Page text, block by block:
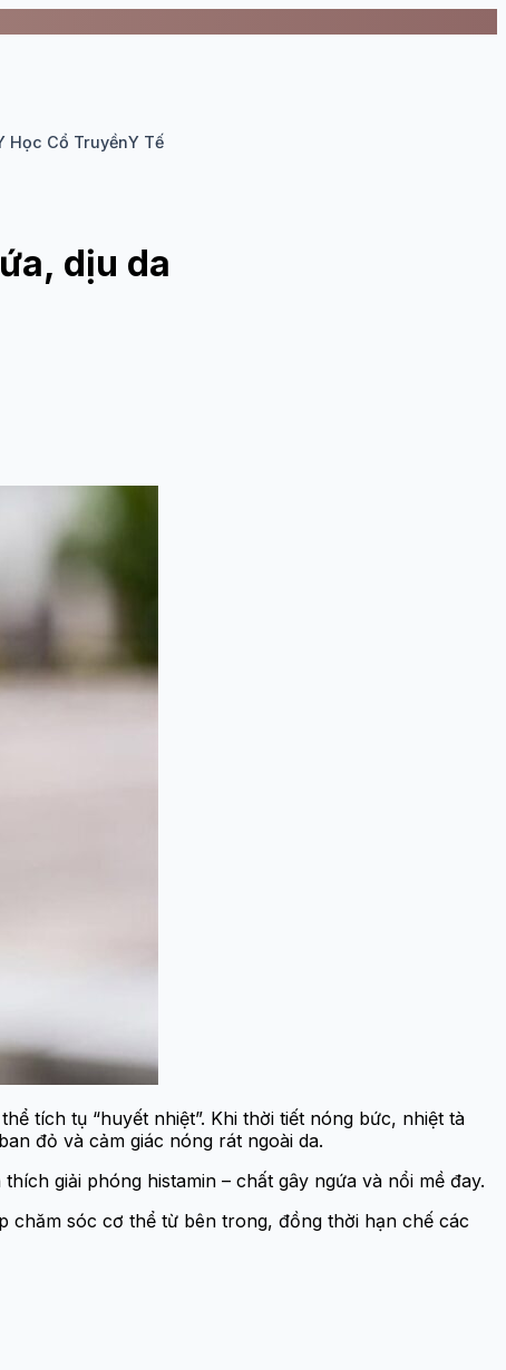
Học Cổ TruyềnY Tế
dịu da
tích tụ “huyết nhiệt”. Khi thời tiết nóng bức, nhiệt tà
đỏ và cảm giác nóng rát ngoài da.
giải phóng histamin – chất gây ngứa và nổi mề đay.
chăm sóc cơ thể từ bên trong, đồng thời hạn chế các